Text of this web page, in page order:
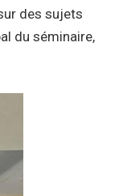
des sujets
du séminaire,